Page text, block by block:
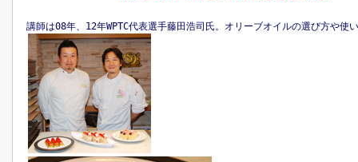
講師は08年、12年WPTC代表選手藤田浩司氏。オリーブオイルの選び方や使